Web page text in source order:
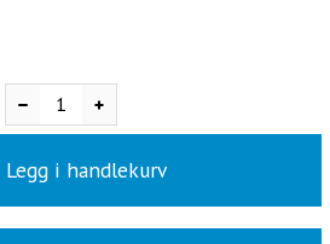
Legg i handlekurv